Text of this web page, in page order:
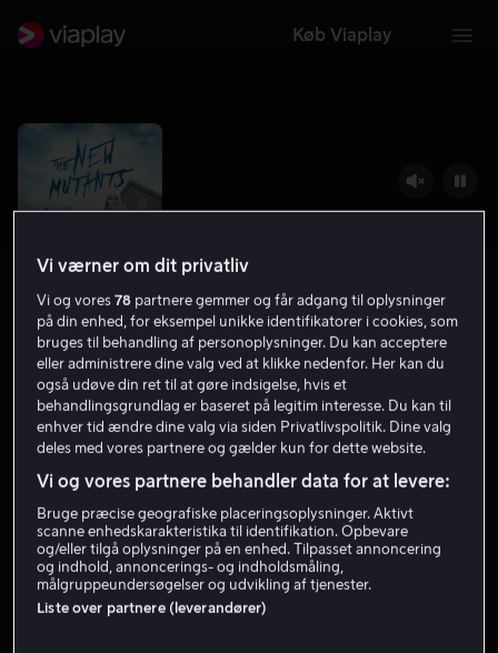
Køb Viaplay
The New Mutants
5.3 Action Eventyr 2020 1 t. 30 min
11 år
Lej 55 kr
Køb 159 kr
Vi værner om dit privatliv
Vi og vores78 partnere gemmer og får adgang til oplysninger
på din enhed, for eksempel unikke identifikatorer i cookies, som
bruges til behandling af personoplysninger. Du kan acceptere
eller administrere dine valg ved at klikke nedenfor. Her kan du
også udøve din ret til at gøre indsigelse, hvis et
behandlingsgrundlag er baseret på legitim interesse. Du kan til
enhver tid ændre dine valg via siden Privatlivspolitik. Dine valg
deles med vores partnere og gælder kun for dette website.
Vi og vores partnere behandler data for at levere:
Bruge præcise geografiske placeringsoplysninger. Aktivt
scanne enhedskarakteristika til identifikation. Opbevare
og/eller tilgå oplysninger på en enhed. Tilpasset annoncering
og indhold, annoncerings- og indholdsmåling,
målgruppeundersøgelser og udvikling af tjenester.
Liste over partnere (leverandører)